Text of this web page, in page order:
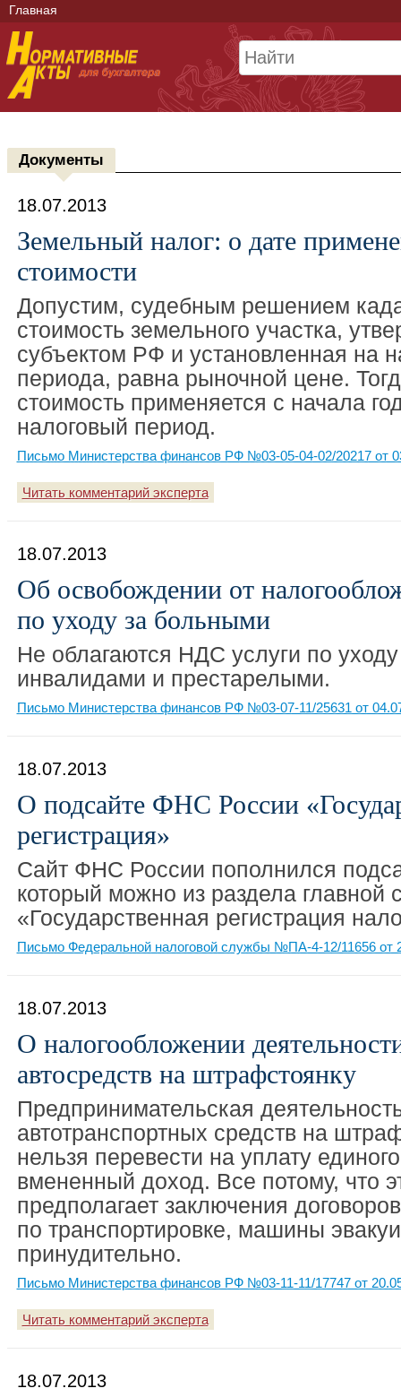
Главная
Документы
18.07.2013
Земельный налог: о дате
стоимости
Допустим, судебным решением
стоимость земельного участка,
субъектом РФ и установленная на
периода, равна рыночной цене.
стоимость применяется с начала
налоговый период.
Письмо Министерства финансов РФ №03-05-04-02/20217 от
Читать комментарий эксперта
18.07.2013
Об освобождении от
по уходу за больными
Не облагаются НДС услуги по
инвалидами и престарелыми.
Письмо Министерства финансов РФ №03-07-11/25631 от
18.07.2013
О подсайте ФНС России
регистрация»
Сайт ФНС России пополнился
который можно из раздела главной
«Государственная регистрация
Письмо Федеральной налоговой службы №ПА-4-12/11656 от
18.07.2013
О налогообложении
автосредств на штрафстоянку
Предпринимательская
автотранспортных средств на
нельзя перевести на уплату
вмененный доход. Все потому, что
предполагает заключения
по транспортировке, машины
принудительно.
Письмо Министерства финансов РФ №03-11-11/17747 от
Читать комментарий эксперта
18.07.2013